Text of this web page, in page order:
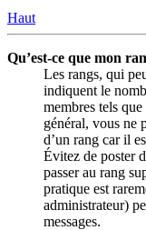
Haut
Qu’est-ce que mon
Les rangs, qui
indiquent le
membres tels
général, vous ne
d’un rang car il
Évitez de poster
passer au rang
pratique est
administrateur)
messages.